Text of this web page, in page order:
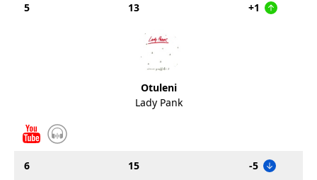
5 13 +1
Otuleni
Lady Pank
6 15 -5